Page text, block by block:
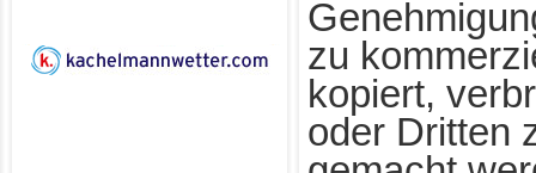
zu
kopiert,
oder Dritten